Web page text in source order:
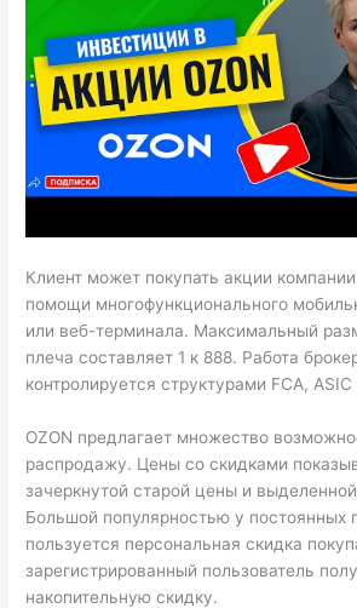
Клиент может покупать акции
помощи многофункционального
или веб-терминала. Максимальный
плеча составляет 1 к 888. Работа
контролируется структурами FCA, ASIC
OZON предлагает множество
распродажу. Цены со скидками
зачеркнутой старой цены и
Большой популярностью у постоянных
пользуется персональная скидка
зарегистрированный пользователь
накопительную скидку.